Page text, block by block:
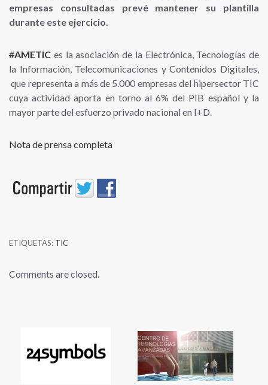
empresas consultadas prevé mantener su plantilla
durante este ejercicio.
#AMETIC es la asociación de la Electrónica, Tecnologías de
la Información, Telecomunicaciones y Contenidos Digitales,
que representa a más de 5.000 empresas del hipersector TIC
cuya actividad aporta en torno al 6% del PIB español y la
mayor parte del esfuerzo privado nacional en I+D.
Nota de prensa completa
ETIQUETAS: TIC
Comments are closed.